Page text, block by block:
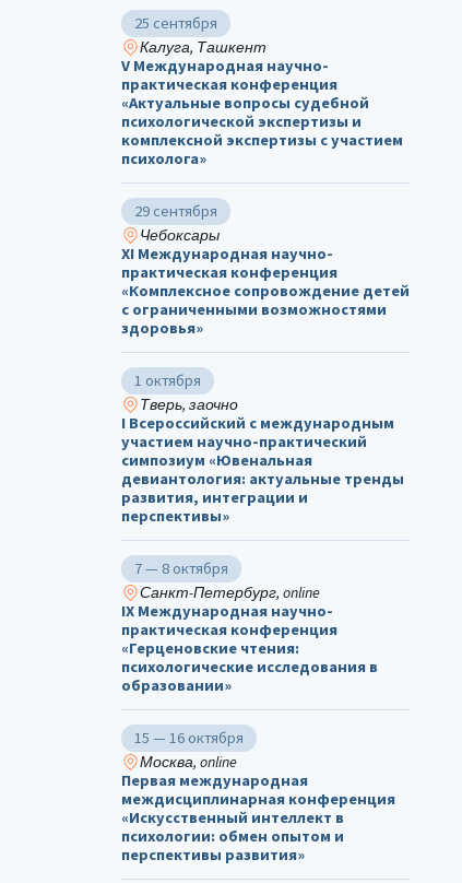
25 сентября
Калуга, Ташкент
V Международная научно-
практическая конференция
«Актуальные вопросы судебной
психологической экспертизы и
комплексной экспертизы с участием
психолога»
29 сентября
Чебоксары
ХΙ Международная научно-
практическая конференция
«Комплексное сопровождение детей
с ограниченными возможностями
здоровья»
1 октября
Тверь, заочно
I Всероссийский с международным
участием научно-практический
симпозиум «Ювенальная
девиантология: актуальные тренды
развития, интеграции и
перспективы»
7 — 8 октября
Санкт-Петербург, online
IX Международная научно-
практическая конференция
«Герценовские чтения:
психологические исследования в
образовании»
15 — 16 октября
Москва, online
Первая международная
междисциплинарная конференция
«Искусственный интеллект в
психологии: обмен опытом и
перспективы развития»